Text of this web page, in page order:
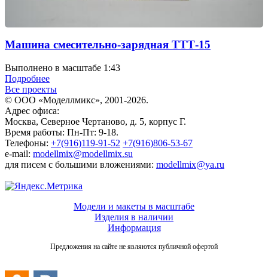
Машина смесительно-зарядная ТТТ-15
Выполнено в масштабе 1:43
Подробнее
Все проекты
© ООО «Моделлмикс», 2001-2026.
Адрес офиса:
Москва, Северное Чертаново, д. 5, корпус Г.
Время работы: Пн-Пт: 9-18.
Телефоны: +7(916)119-91-52 +7(916)806-53-67
e-mail: modellmix@modellmix.su
для писем с большими вложениями: modellmix@ya.ru
Модели и макеты в масштабе
Изделия в наличии
Информация
Предложения на сайте не являются публичной офертой